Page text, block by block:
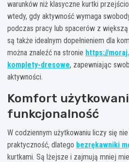
warunków niż klasyczne kurtki
wtedy, gdy aktywność wymaga
podczas pracy lub spacerów z
są także idealnym dopełnieniem dla
można znaleźć na stronie https://
komplety-dresowe, zapewniając
aktywności.
Komfort
funkcjonalność
W codziennym użytkowaniu liczy się
praktyczność, dlatego bezrękawniki
kurtkami. Są lżejsze i zajmują mniej